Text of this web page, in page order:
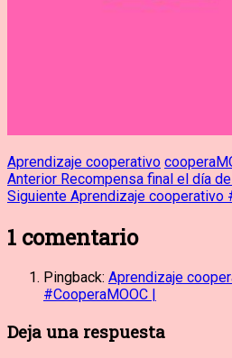
Aprendizaje cooperativo
Navegación
de
entradas
Anterior Entrada
anterior:
Recompensa final el día
Siguiente Entrada
Aprendizaje cooperativo
1 comentario
Pingback: Aprendizaje
#CooperaMOOC |
Deja una respuesta